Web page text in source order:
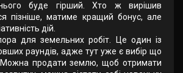
буде гірший. Хто ж вирішив
пізніше, матиме кращий бонус, але
дій.
для земельних робіт. Це один із
раундів, адже тут уже є вибір що
продати землю, щоб отримати